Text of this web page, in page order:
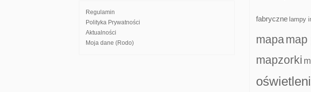
Regulamin
Polityka Prywatności
Aktualności
Moja dane (Rodo)
fabryczne lampy
mapamap
mapzorki